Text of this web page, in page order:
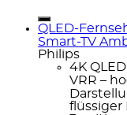
QLED-
Smart-TV
Philips
4K
VRR –
flüssiger